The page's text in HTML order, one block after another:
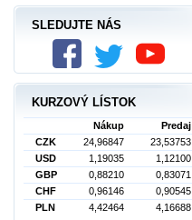
SLEDUJTE NÁS
KURZOVÝ LÍSTOK
Nákup
Predaj
CZK
24,96847
23,53753
USD
1,19035
1,12100
GBP
0,88210
0,83071
CHF
0,96146
0,90545
PLN
4,42464 4,16688